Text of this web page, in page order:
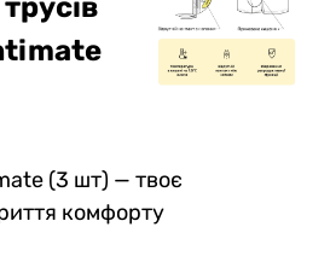
(3 шт) — твоє
комфорту